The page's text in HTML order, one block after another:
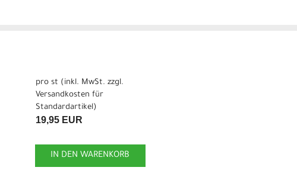
pro st (inkl. MwSt. zzgl.
Versandkosten für
Standardartikel)
19,95 EUR
IN DEN WARENKORB